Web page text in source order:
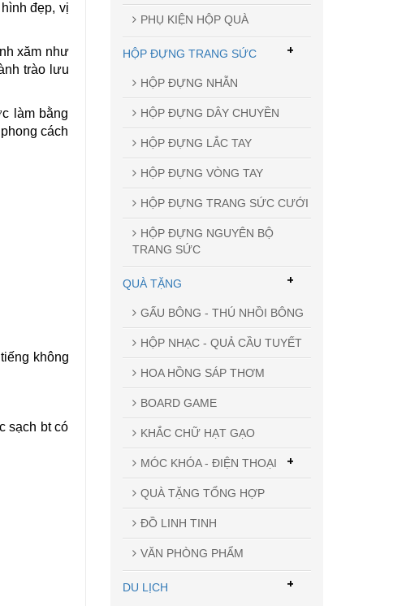
đẹp, vị
xăm như
trào lưu
làm bằng
cách
không
sạch bt có
PHỤ KIỆN HỘP QUÀ
HỘP ĐỰNG TRANG SỨC
HỘP ĐỰNG NHẪN
HỘP ĐỰNG DÂY CHUYỀN
HỘP ĐỰNG LẮC TAY
HỘP ĐỰNG VÒNG TAY
HỘP ĐỰNG TRANG SỨC CƯỚI
HỘP ĐỰNG NGUYÊN BỘ
TRANG SỨC
+
QUÀ TẶNG
GẤU BÔNG - THÚ NHỒI BÔNG
HỘP NHẠC - QUẢ CẦU TUYẾT
HOA HỒNG SÁP THƠM
BOARD GAME
KHẮC CHỮ HẠT GẠO
MÓC KHÓA - ĐIỆN THOẠI +
QUÀ TẶNG TỔNG HỢP
ĐỒ LINH TINH
VĂN PHÒNG PHẨM
+
DU LỊCH +